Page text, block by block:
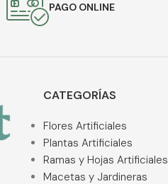
PAGO ONLINE
CATEGORÍAS
Flores Artificiales
Plantas Artificiales
Ramas y Hojas Artificiales
Macetas y Jardineras